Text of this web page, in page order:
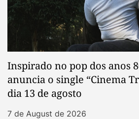
Inspirado no pop dos anos
anuncia o single “Cinema
dia 13 de agosto
7 de August de 2026